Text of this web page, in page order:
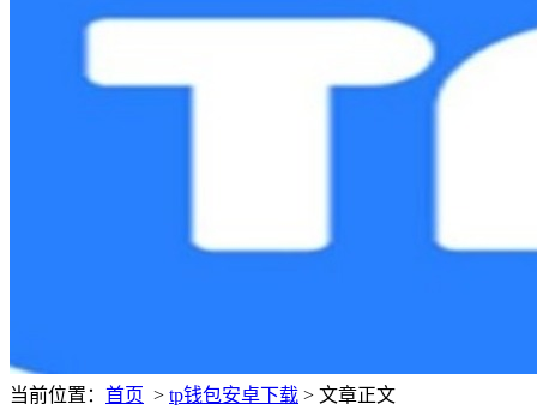
当前位置： 首页 > tp钱包安卓下载 > 文章正文